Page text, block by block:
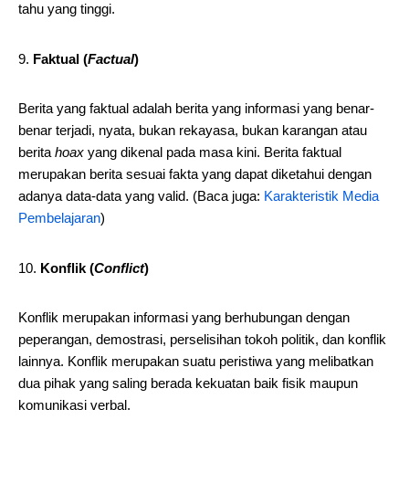
tahu yang tinggi.
Faktual (Factual)
Berita yang faktual adalah berita yang informasi yang benar-
benar terjadi, nyata, bukan rekayasa, bukan karangan atau
berita hoax yang dikenal pada masa kini. Berita faktual
merupakan berita sesuai fakta yang dapat diketahui dengan
adanya data-data yang valid. (Baca juga: Karakteristik Media
Pembelajaran)
Konflik (Conflict)
Konflik merupakan informasi yang berhubungan dengan
peperangan, demostrasi, perselisihan tokoh politik, dan konflik
lainnya. Konflik merupakan suatu peristiwa yang melibatkan
dua pihak yang saling berada kekuatan baik fisik maupun
komunikasi verbal.